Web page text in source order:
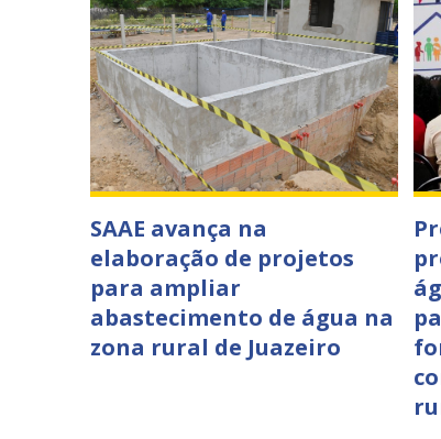
SAAE avança na
elaboração de projetos
para ampliar
abastecimento de água na
zona rural de Juazeiro